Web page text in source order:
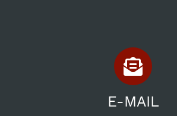
E-MAIL